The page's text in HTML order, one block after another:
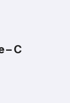
– C